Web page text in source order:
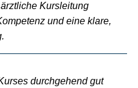
Kursleitung
und eine klare,
durchgehend gut